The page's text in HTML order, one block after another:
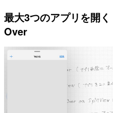
最大3つのアプリを開
Over